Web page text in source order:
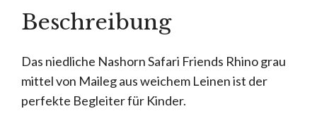
Beschreibung
Das niedliche Nashorn Safari Friends Rhino grau
mittel von Maileg aus weichem Leinen ist der
perfekte Begleiter für Kinder.